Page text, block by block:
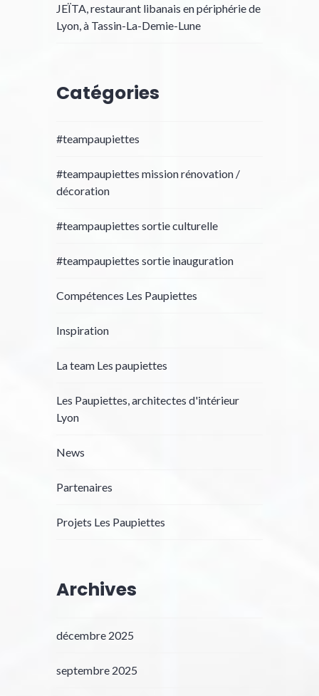
JEÏTA, restaurant libanais en périphérie de
Lyon, à Tassin-La-Demie-Lune
Catégories
#teampaupiettes
#teampaupiettes mission rénovation /
décoration
#teampaupiettes sortie culturelle
#teampaupiettes sortie inauguration
Compétences Les Paupiettes
Inspiration
La team Les paupiettes
Les Paupiettes, architectes d'intérieur
Lyon
News
Partenaires
Projets Les Paupiettes
Archives
décembre 2025
septembre 2025